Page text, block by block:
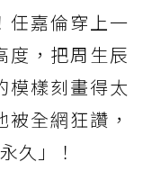
任嘉倫穿上一
度，把周生辰
模樣刻畫得太
全網狂讚，
久」！